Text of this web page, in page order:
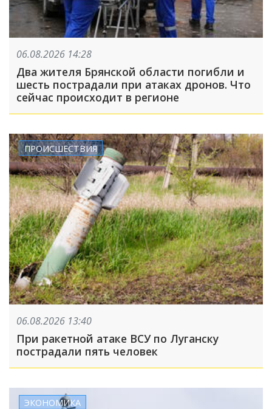
06.08.2026 14:28
Два жителя Брянской области погибли и
шесть пострадали при атаках дронов. Что
сейчас происходит в регионе
ПРОИСШЕСТВИЯ
06.08.2026 13:40
При ракетной атаке ВСУ по Луганску
пострадали пять человек
ЭКОНОМИКА